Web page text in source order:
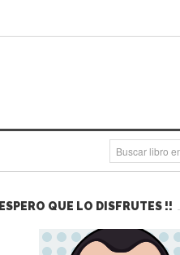
ESPERO QUE LO DISFRUTES !!